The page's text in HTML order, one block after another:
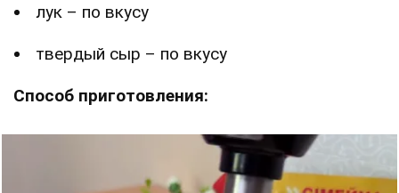
лук – по вкусу
твердый сыр – по вкусу
Способ приготовления: